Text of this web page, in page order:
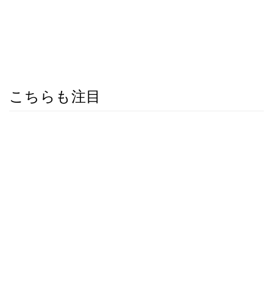
こちらも注目